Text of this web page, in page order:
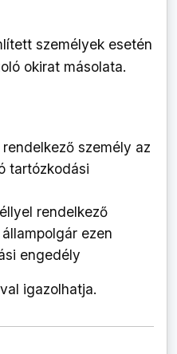
személyek esetén
okirat másolata.
személy az
tartózkodási
rendelkező
ezen
engedély
igazolhatja.